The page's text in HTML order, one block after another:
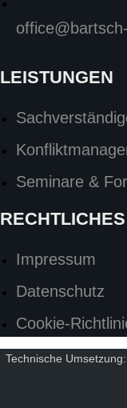
LEISTUNGEN
Seminare &
RECHTLICHES
Impressum
Datenschutz
Cookie-
Technische Umsetzung: